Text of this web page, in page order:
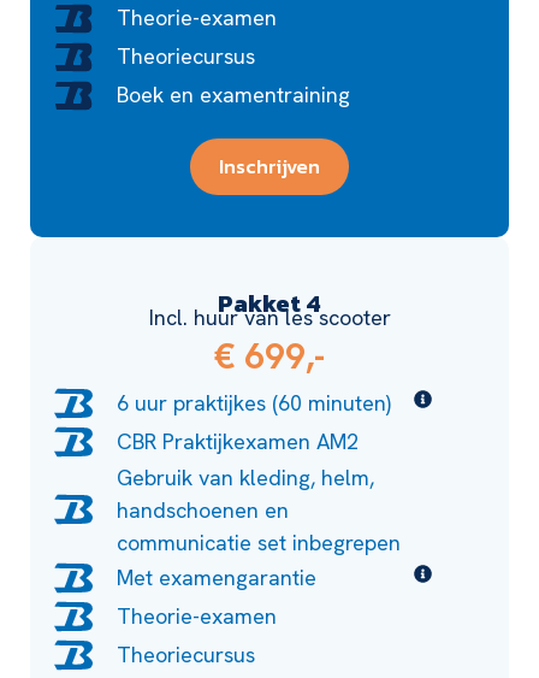
Theorie-examen
Theoriecursus
Boek en examentraining
Inschrijven
Pakket 4
Incl. huur van les scooter
€ 699,-
6 uur praktijkes (60 minuten)
CBR Praktijkexamen AM2
Gebruik van kleding, helm,
handschoenen en
communicatie set inbegrepen
Met examengarantie
Theorie-examen
Theoriecursus